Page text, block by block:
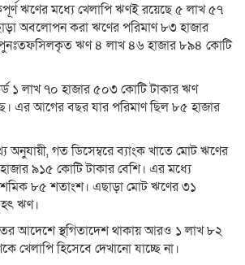
ঋণের মধ্যে খেলাপি ঋণই রয়েছে ৫ লাখ ৫৭
অবলোপন করা ঋণের পরিমাণ ৮৩ হাজার
ঋণ ৪ লাখ ৪৬ হাজার ৮৯৪ কোটি
১ লাখ ৭০ হাজার ৫০৩ কোটি টাকার ঋণ
এর আগের বছর যার পরিমাণ ছিল ৮৫ হাজার
অনুযায়ী, গত ডিসেম্বরে ব্যাংক খাতে মোট ঋণের
৯১৫ কোটি টাকার বেশি। এর মধ্যে
৮৫ শতাংশ। এছাড়া মোট ঋণের ৩১
ঋণ।
আদেশে স্থগিতাদেশ থাকায় আরও ১ লাখ ৮২
খেলাপি হিসেবে দেখানো যাচ্ছে না।